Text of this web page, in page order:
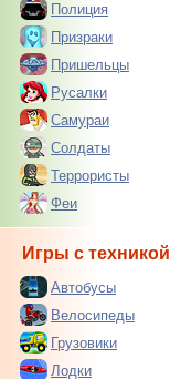
Полиция
Призраки
Пришельцы
Русалки
Самураи
Солдаты
Террористы
Феи
Игры с техникой
Автобусы
Велосипеды
Грузовики
Лодки